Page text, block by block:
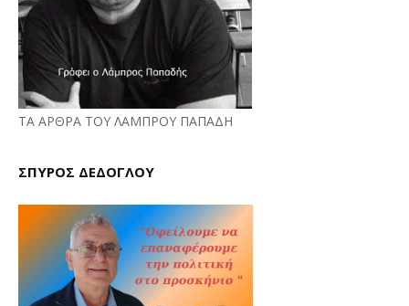
ΤΑ ΑΡΘΡΑ ΤΟΥ ΛΑΜΠΡΟΥ ΠΑΠΑΔΗ
ΣΠΥΡΟΣ ΔΕΔΟΓΛΟΥ